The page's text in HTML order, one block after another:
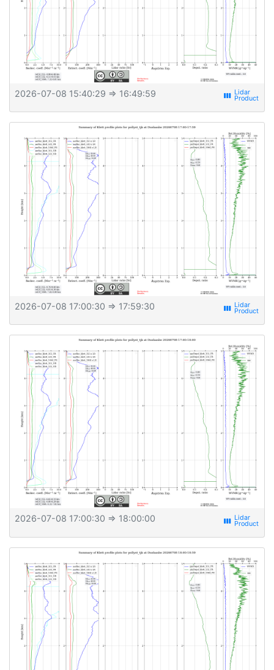
2026-07-08 15:40:29 ⇒ 16:49:59 view_week
2026-07-08 17:00:30 ⇒ 17:59:30 view_week
2026-07-08 17:00:30 ⇒ 18:00:00 view_week